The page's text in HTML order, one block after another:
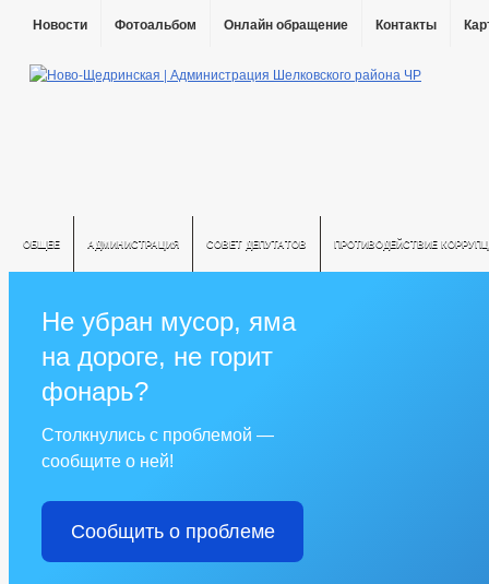
Новости Фотоальбом Онлайн обращение Контакты
ОБЩЕЕ АДМИНИСТРАЦИЯ СОВЕТ ДЕПУТАТОВ ПРОТИВОДЕЙСТВИЕ
Не убран мусор, яма
на дороге, не горит
фонарь?
Столкнулись с проблемой —
сообщите о ней!
Сообщить о проблеме